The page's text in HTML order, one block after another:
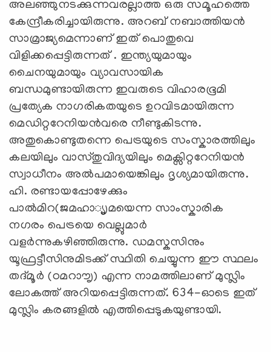
അലഞ്ഞുനടക്കുന്നവരല്ലാത്ത ഒരു സമൂഹത്തെ
കേന്ദ്രീകരിച്ചായിരുന്നു. അറബ്‌ നബാത്തിയൻ
സാമ്രാജ്യമെന്നാണ്‌ ഇത്‌ പൊതുവെ
വിളിക്കപ്പെട്ടിരുന്നത്‌ . ഇന്ത്യയുമായും
ചൈനയുമായും വ്യാവസായിക
ബന്ധമുണ്ടായിരുന്ന ഇവരുടെ വിഹാരഭൂമി
പ്രത്യേക നാഗരികതയുടെ ഉറവിടമായിരുന്ന
മെഡിറ്ററേനിയൻവരെ നീണ്ടുകിടന്നു.
അതുകൊണ്ടുതന്നെ പെട്രയുടെ സംസ്കാരത്തിലും
കലയിലും വാസ്തുവിദ്യയിലും മെക്സിറ്ററേനിയൻ
സ്വാധീനം അൽപമായെങ്കിലും ദൃശ്യമായിരുന്നു.
ഹി. രണ്ടായപ്പോഴേക്കും
പാൽമിറ(ജമഹാ‍്യൃമയെന്ന സാംസ്കാരിക
നഗരം പെട്രയെ വെല്ലുമാർ
വളർന്നുകഴിഞ്ഞിരുന്നു. ഡമസ്കസിനും
യൂഫ്രട്ടീസിനുമിടക്ക്‌ സ്ഥിതി ചെയ്യുന്ന ഈ സ്ഥലം
തദ്മൂർ (ഠമറാ‍ൗ‍ൃ) എന്ന നാമത്തിലാണ്‌ മുസ്ലിം
ലോകത്ത്‌ അറിയപ്പെട്ടിരുന്നത്‌. 634-ഓടെ ഇത്‌
മുസ്ലിം കരങ്ങളിൽ എത്തിപ്പെടുകയുണ്ടായി.